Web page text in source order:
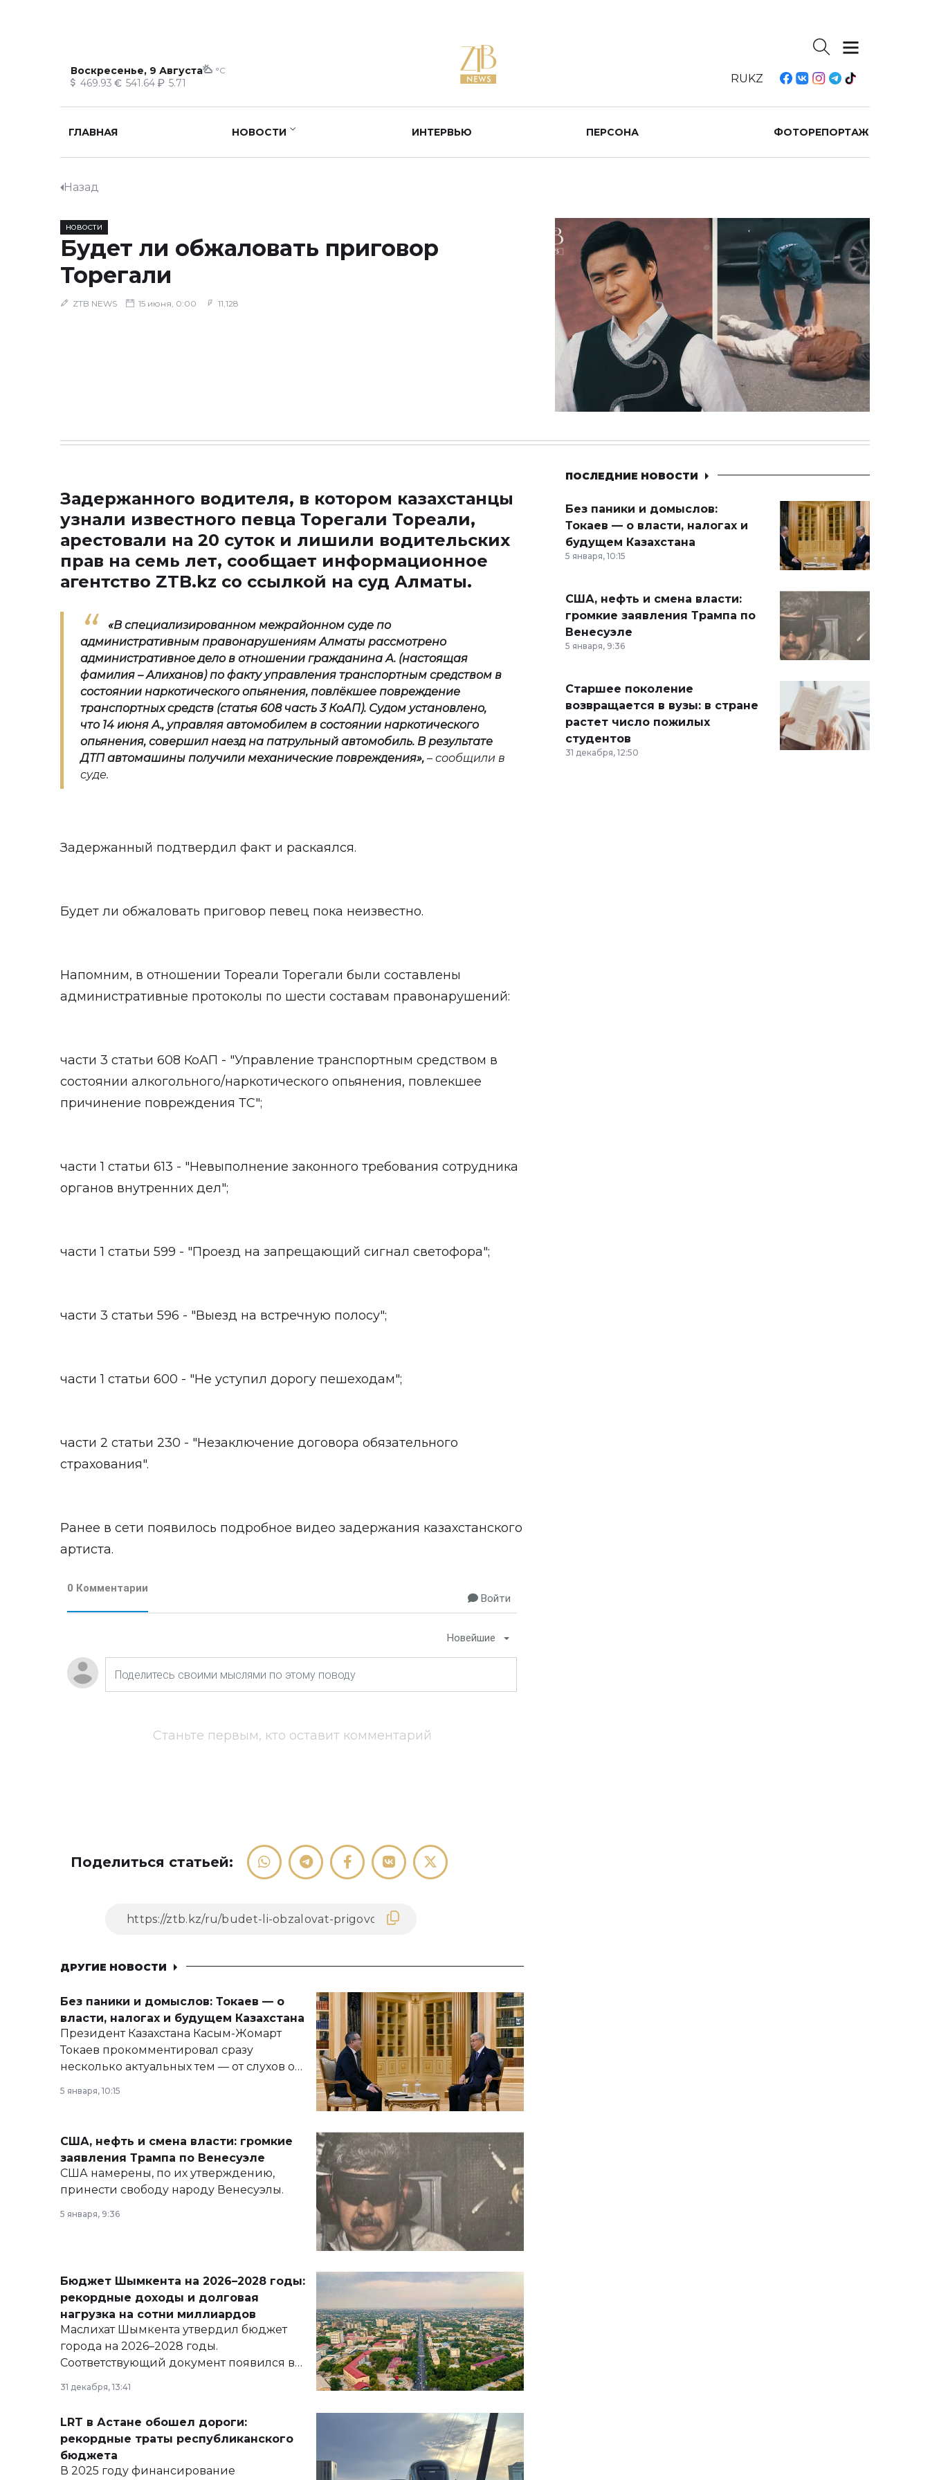
Воскресенье, 9 Августа °C
469.93 541.64 5.71 RUKZ
ГЛАВНАЯ НОВОСТИ ИНТЕРВЬЮ ПЕРСОНА ФОТОРЕПОРТАЖ
Назад
НОВОСТИ
Будет ли обжаловать приговор
Торегали
ZTB NEWS 15 июня, 0:00 11,128
Задержанного водителя, в котором казахстанцы
узнали известного певца Торегали Тореали,
арестовали на 20 суток и лишили водительских
прав на семь лет, сообщает информационное
агентство ZTB.kz со ссылкой на суд Алматы.
«В специализированном межрайонном суде по
административным правонарушениям Алматы рассмотрено
административное дело в отношении гражданина А. (настоящая
фамилия – Алиханов) по факту управления транспортным средством в
состоянии наркотического опьянения, повлёкшее повреждение
транспортных средств (статья 608 часть 3 КоАП). Судом установлено,
что 14 июня А., управляя автомобилем в состоянии наркотического
опьянения, совершил наезд на патрульный автомобиль. В результате
ДТП автомашины получили механические повреждения», – сообщили в
суде.
Задержанный подтвердил факт и раскаялся.
Будет ли обжаловать приговор певец пока неизвестно.
Напомним, в отношении Тореали Торегали были составлены
административные протоколы по шести составам правонарушений:
части 3 статьи 608 КоАП - "Управление транспортным средством в
состоянии алкогольного/наркотического опьянения, повлекшее
причинение повреждения ТС";
части 1 статьи 613 - "Невыполнение законного требования сотрудника
органов внутренних дел";
части 1 статьи 599 - "Проезд на запрещающий сигнал светофора";
части 3 статьи 596 - "Выезд на встречную полосу";
части 1 статьи 600 - "Не уступил дорогу пешеходам";
части 2 статьи 230 - "Незаключение договора обязательного
страхования".
Ранее в сети появилось подробное видео задержания казахстанского
артиста.
0 Комментарии
Войти
Новейшие
Станьте первым, кто оставит комментарий
Поделиться статьей:
ДРУГИЕ НОВОСТИ
Без паники и домыслов: Токаев — о
власти, налогах и будущем Казахстана
Президент Казахстана Касым-Жомарт
Токаев прокомментировал сразу
несколько актуальных тем — от слухов о
армии, экономики и личного здоровья.
5 января, 10:15
США, нефть и смена власти: громкие
заявления Трампа по Венесуэле
США намерены, по их утверждению,
принести свободу народу Венесуэлы.
5 января, 9:36
Бюджет Шымкента на 2026–2028 годы:
рекордные доходы и долговая
нагрузка на сотни миллиардов
Маслихат Шымкента утвердил бюджет
города на 2026–2028 годы.
Соответствующий документ появился в
базе нормативных правовых актов и на
сайте маслихат города.
31 декабря, 13:41
LRT в Астане обошел дороги:
рекордные траты республиканского
бюджета
В 2025 году финансирование
ПОСЛЕДНИЕ НОВОСТИ
Без паники и домыслов:
Токаев — о власти, налогах и
будущем Казахстана
5 января, 10:15
США, нефть и смена власти:
громкие заявления Трампа по
Венесуэле
5 января, 9:36
Старшее поколение
возвращается в вузы: в стране
растет число пожилых
студентов
31 декабря, 12:50